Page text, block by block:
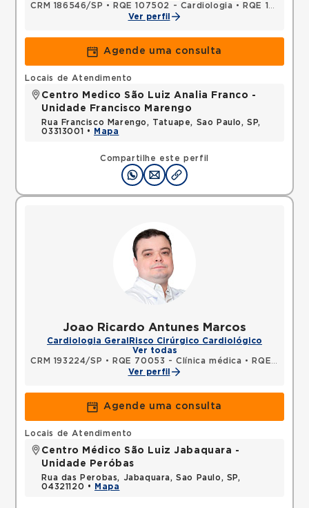
CRM 186546/SP • RQE 107502 - Cardiologia •
RQE 107503 - Clínica médica
Ver perfil
Agende uma consulta
Compartilhe este perfil
Locais de Atendimento
Centro Medico São Luiz Analia Franco -
Unidade Francisco Marengo
Rua Francisco Marengo, Tatuape, Sao Paulo, SP,
03313001 •
Mapa
Joao Ricardo Antunes Marcos
Cardiologia Geral Risco Cirúrgico Cardiológico
Ver todas
CRM 193224/SP • RQE 70053 - Clínica médica •
RQE 70054 - Cardiologia
Ver perfil
Agende uma consulta
Locais de Atendimento
Centro Médico São Luiz Jabaquara -
Unidade Peróbas
Rua das Perobas, Jabaquara, Sao Paulo, SP,
04321120 •
Mapa